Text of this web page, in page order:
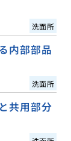
洗面所
内部部品
洗面所
共用部分